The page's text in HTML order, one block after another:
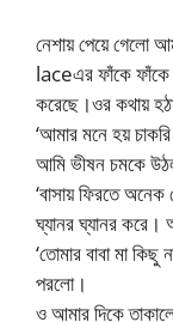
নেশায় পেয়ে গেলো
laceএর ফাঁকে ফাঁকে
করেছে।ওর কথায়
‘আমার মনে হয়
আমি ভীষন চমকে
‘বাসায় ফিরতে
ঘ্যানর ঘ্যানর করে।
‘তোমার বাবা মা
পরলো।
ও আমার দিকে